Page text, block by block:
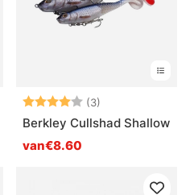
Beoordeling:
(3)
Berkley Cullshad Shallow
van€8.60